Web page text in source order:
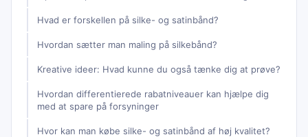
Hvad er forskellen på silke- og satinbånd?
Hvordan sætter man maling på silkebånd?
Kreative ideer: Hvad kunne du også tænke dig at prøve?
Hvordan differentierede rabatniveauer kan hjælpe dig
med at spare på forsyninger
Hvor kan man købe silke- og satinbånd af høj kvalitet?